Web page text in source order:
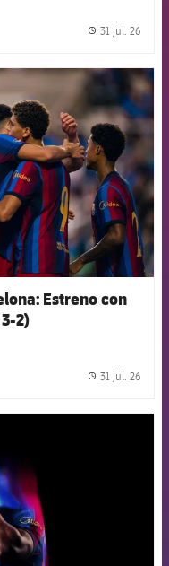
31 jul. 26
badge
Estreno con
2)
31 jul. 26
badge